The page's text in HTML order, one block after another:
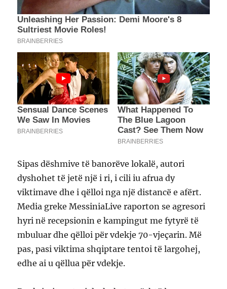
Sipas dëshmive të banorëve lokalë, autori
dyshohet të jetë një i ri, i cili iu afrua dy
viktimave dhe i qëlloi nga një distancë e afërt.
Media greke MessiniaLive raporton se agresori
hyri në recepsionin e kampingut me fytyrë të
mbuluar dhe qëlloi për vdekje 70-vjeçarin. Më
pas, pasi viktima shqiptare tentoi të largohej,
edhe ai u qëllua për vdekje.